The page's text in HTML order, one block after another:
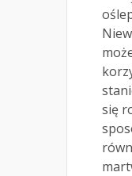
się